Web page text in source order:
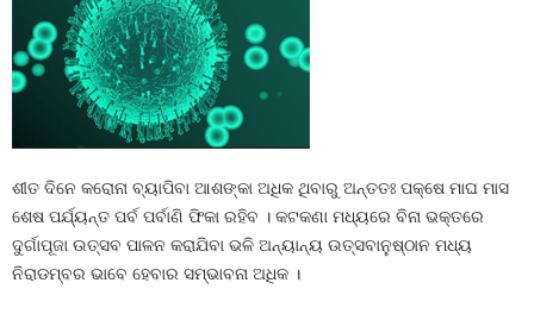
ଶୀତ ଦିନେ କରୋନା ବ୍ୟାପିବା ଆଶଙ୍କା ଅଧିକ ଥିବାରୁ ଅନ୍ତତଃ ପକ୍ଷେ ମାଘ ମାସ
ଶେଷ ପର୍ଯ୍ୟନ୍ତ ପର୍ବ ପର୍ବାଣି ଫିକା ରହିବ । କଟକଣା ମଧ୍ୟରେ ବିନା ଭକ୍ତରେ
ଦୁର୍ଗାପୂଜା ଉତ୍ସବ ପାଳନ କରାଯିବା ଭଳି ଅନ୍ୟାନ୍ୟ ଉତ୍ସବାନୁଷ୍ଠାନ ମଧ୍ୟ
ନିରାଡମ୍ବର ଭାବେ ହେବାର ସମ୍ଭାବନା ଅଧିକ ।